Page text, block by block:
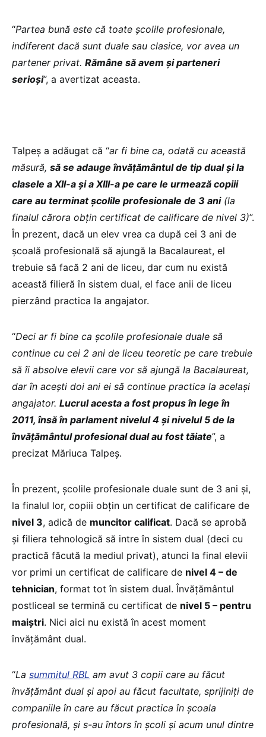
“Partea bună este că toate școlile profesionale,
indiferent dacă sunt duale sau clasice, vor avea un
partener privat. Rămâne să avem și parteneri
serioși”, a avertizat aceasta.
Talpeș a adăugat că “ar fi bine ca, odată cu această
măsură, să se adauge învățământul de tip dual și la
clasele a XII-a și a XIII-a pe care le urmează copiii
care au terminat școlile profesionale de 3 ani(la
finalul cărora obțin certificat de calificare de nivel 3)”.
În prezent, dacă un elev vrea ca după cei 3 ani de
școală profesională să ajungă la Bacalaureat, el
trebuie să facă 2 ani de liceu, dar cum nu există
această filieră în sistem dual, el face anii de liceu
pierzând practica la angajator.
“Deci ar fi bine ca școlile profesionale duale să
continue cu cei 2 ani de liceu teoretic pe care trebuie
să îi absolve elevii care vor să ajungă la Bacalaureat,
dar în acești doi ani ei să continue practica la același
angajator. Lucrul acesta a fost propus în lege în
2011, însă în parlament nivelul 4 și nivelul 5 de la
învățământul profesional dual au fost tăiate”, a
precizat Măriuca Talpeș.
În prezent, școlile profesionale duale sunt de 3 ani și,
la finalul lor, copiii obțin un certificat de calificare de
nivel 3, adică de muncitor calificat. Dacă se aprobă
și filiera tehnologică să intre în sistem dual (deci cu
practică făcută la mediul privat), atunci la final elevii
vor primi un certificat de calificare de nivel 4 – de
tehnician, format tot în sistem dual. Învățământul
postliceal se termină cu certificat de nivel 5 – pentru
maiștri. Nici aici nu există în acest moment
învățământ dual.
“La summitul RBL am avut 3 copii care au făcut
învățământ dual și apoi au făcut facultate, sprijiniți de
companiile în care au făcut practica în școala
profesională, și s-au întors în școli și acum unul dintre